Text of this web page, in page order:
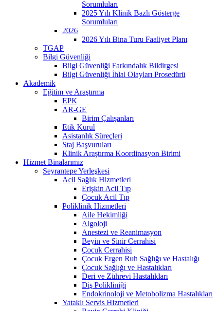
Sorumluları
2025 Yılı Klinik Bazlı Gösterge
Sorumluları
2026
2026 Yılı Bina Turu Faaliyet Planı
TGAP
Bilgi Güvenliği
Bilgi Güvenliği Farkındalık Bildirgesi
Bilgi Güvenliği İhlal Olayları Prosedürü
Akademik
Eğitim ve Araştırma
EPK
AR-GE
Birim Çalışanları
Etik Kurul
Asistanlık Süreçleri
Staj Başvuruları
Klinik Araştırma Koordinasyon Birimi
Hizmet Binalarımız
Seyrantepe Yerleşkesi
Acil Sağlık Hizmetleri
Erişkin Acil Tıp
Çocuk Acil Tıp
Poliklinik Hizmetleri
Aile Hekimliği
Algoloji
Anestezi ve Reanimasyon
Beyin ve Sinir Cerrahisi
Çocuk Cerrahisi
Çocuk Ergen Ruh Sağlığı ve Hastalığı
Çocuk Sağlığı ve Hastalıkları
Deri ve Zührevi Hastalıkları
Diş Polikliniği
Endokrinoloji ve Metobolizma Hastalıkları
Yataklı Servis Hizmetleri